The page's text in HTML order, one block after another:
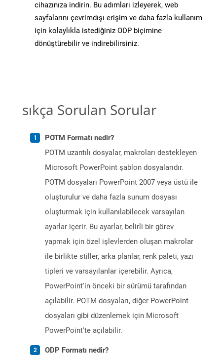
cihazınıza indirin. Bu adımları izleyerek, web
sayfalarını çevrimdışı erişim ve daha fazla kullanım
için kolaylıkla istediğiniz ODP biçimine
dönüştürebilir ve indirebilirsiniz.
sıkça Sorulan Sorular
POTM Formatı nedir?
POTM uzantılı dosyalar, makroları destekleyen
Microsoft PowerPoint şablon dosyalarıdır.
POTM dosyaları PowerPoint 2007 veya üstü ile
oluşturulur ve daha fazla sunum dosyası
oluşturmak için kullanılabilecek varsayılan
ayarlar içerir. Bu ayarlar, belirli bir görev
yapmak için özel işlevlerden oluşan makrolar
ile birlikte stiller, arka planlar, renk paleti, yazı
tipleri ve varsayılanlar içerebilir. Ayrıca,
PowerPoint'in önceki bir sürümü tarafından
açılabilir. POTM dosyaları, diğer PowerPoint
dosyaları gibi düzenlemek için Microsoft
PowerPoint'te açılabilir.
ODP Formatı nedir?